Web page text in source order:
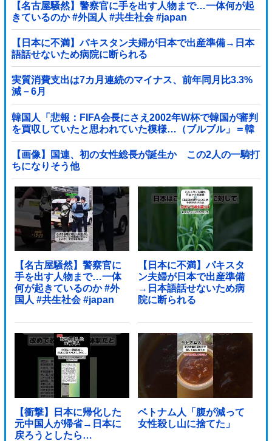
【名古屋騒然】警察官に手を出す人物まで…一体何が起
きているのか #外国人 #共生社会 #japan
【日本に不満】パキスタン夫婦が日本で出産準備→日本
語話せないため病院に断られる
実質消費支出は7カ月連続のマイナス、前年同月比3.3%
減－6月
韓国人「悲報：FIFA会長にさえ2002年W杯で韓国が審判
を買収していたと思われていた模様…（ブルブル」＝韓
国の反応
【画像】国連、初の女性総長が誕生か この2人の一騎打
ちになりそう他
【名古屋騒然】警察官に
手を出す人物まで…一体
何が起きているのか #外
国人 #共生社会 #japan
【日本に不満】パキスタ
ン夫婦が日本で出産準備
→日本語話せないため病
院に断られる
【衝撃】日本に帰化した
元中国人が帰省→日本に
戻ろうとしたら…
ベトナム人「腹が減って
女性殺し山に捨てた」